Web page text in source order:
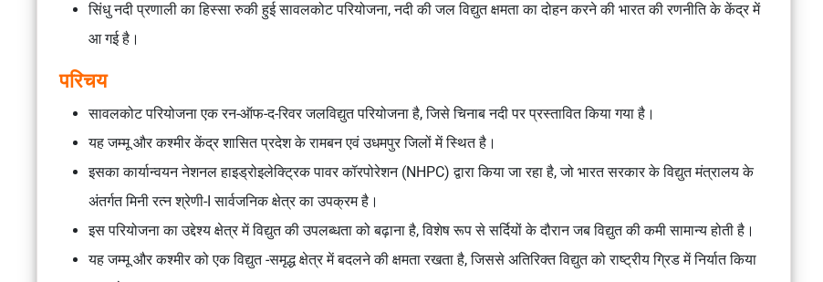
सिंधु नदी प्रणाली का हिस्सा रुकी हुई सावलकोट परियोजना, नदी की जल विद्युत क्षमता का दोहन करने की भारत की रणनीति के केंद्र में
आ गई है।
परिचय
सावलकोट परियोजना एक रन-ऑफ-द-रिवर जलविद्युत परियोजना है, जिसे चिनाब नदी पर प्रस्तावित किया गया है।
यह जम्मू और कश्मीर केंद्र शासित प्रदेश के रामबन एवं उधमपुर जिलों में स्थित है।
इसका कार्यान्वयन नेशनल हाइड्रोइलेक्ट्रिक पावर कॉरपोरेशन (NHPC) द्वारा किया जा रहा है, जो भारत सरकार के विद्युत मंत्रालय के
अंतर्गत मिनी रत्न श्रेणी-I सार्वजनिक क्षेत्र का उपक्रम है।
इस परियोजना का उद्देश्य क्षेत्र में विद्युत की उपलब्धता को बढ़ाना है, विशेष रूप से सर्दियों के दौरान जब विद्युत की कमी सामान्य होती है।
यह जम्मू और कश्मीर को एक विद्युत -समृद्ध क्षेत्र में बदलने की क्षमता रखता है, जिससे अतिरिक्त विद्युत को राष्ट्रीय ग्रिड में निर्यात किया